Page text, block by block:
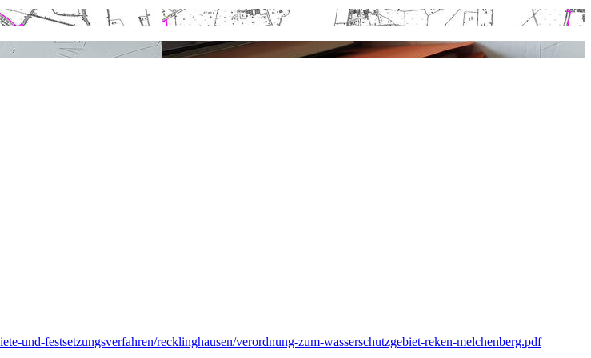
und-festsetzungsverfahren/recklinghausen/verordnung-zum-wasserschutzgebiet-reken-melchenberg.pdf